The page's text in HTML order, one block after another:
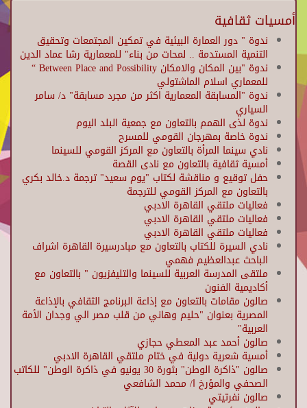
أمسيات ثقافية
ندوة " دور العمارة البيئية في تمكين المجتمعات وتحقيق
التنمية المستدمة .. لمحات من بناء" للمعمارية رشا عماد الدين
ندوة "بين المكان والامكان Between Place and Possibility “
للمعماري اسلام الماشتولي
ندوة "المسابقة المعمارية اكثر من مجرد مسابقة" د/ سامر
السياري
ندوة لذى الهمم بالتعاون مع جمعية البلد اليوم
ندوة خاصة بمهرجان القومي للمسرح
نادي سينما المرأة بالتعاون مع المركز القومي للسينما
أمسية ثقافية بالتعاون مع نادى القصة
حفل توقيع و مناقشة لكتاب "يوم سعيد" ترجمة د.خالد بكري
بالتعاون مع المركز القومي للترجمة
فعاليات ملتقي القاهرة الادبي
فعاليات ملتقي القاهرة الادبي
فعاليات ملتقي القاهرة الادبي
نادي السيرة للكتاب بالتعاون مع مبادرسيرة القاهرة اشراف
الباحث عبدالعظيم فهمي
ملتقى المدرسة العربية للسينما والتليفزيون " بالتعاون مع
أكاديمية الفنون
صالون مقامات بالتعاون مع إذاعة البرنامج الثقافي بالإذاعة
المصرية بعنوان "حليم وهاني من قلب مصر الي وجدان الأمة
العربية"
صالون أحمد عبد المعطي حجازي
أمسية شعرية دولية في ختام ملتقي القاهرة الادبي
صالون "ذاكرة الوطن" بثورة 30 يونيو في ذاكرة الوطن" للكاتب
الصحفي والمؤرخ ا/ محمد الشافعي
صالون نفرتيتي